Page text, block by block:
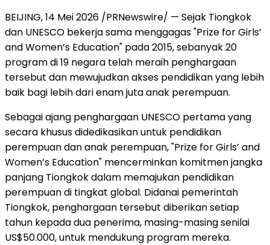
BEIJING, 14 Mei 2026 /PRNewswire/ — Sejak Tiongkok
dan UNESCO bekerja sama menggagas "Prize for Girls’
and Women’s Education" pada 2015, sebanyak 20
program di 19 negara telah meraih penghargaan
tersebut dan mewujudkan akses pendidikan yang lebih
baik bagi lebih dari enam juta anak perempuan.
Sebagai ajang penghargaan UNESCO pertama yang
secara khusus didedikasikan untuk pendidikan
perempuan dan anak perempuan, "Prize for Girls’ and
Women’s Education" mencerminkan komitmen jangka
panjang Tiongkok dalam memajukan pendidikan
perempuan di tingkat global. Didanai pemerintah
Tiongkok, penghargaan tersebut diberikan setiap
tahun kepada dua penerima, masing-masing senilai
US$50.000, untuk mendukung program mereka.